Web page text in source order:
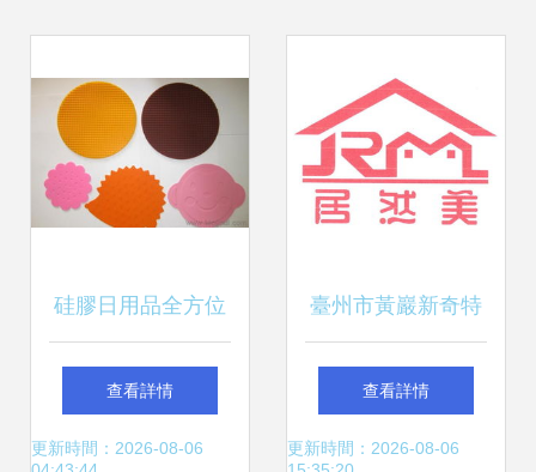
硅膠日用品全方位
選購指南 硅膠餐
墊、杯墊、硅膠
查看詳情
更新時間：2026-08-06
臺州市黃巖新奇特
日用品廠 日用百貨
的創意與制造新星
查看詳情
更新時間：2026-08-06